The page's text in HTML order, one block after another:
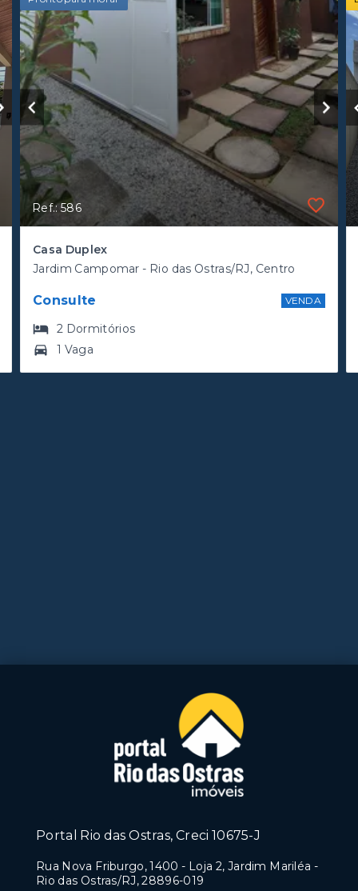
Ref.: 586
Casa Duplex
Jardim Campomar - Rio das Ostras/RJ, Centro
Consulte VENDA
2 Dormitórios
1 Vaga
Portal Rio das Ostras, Creci 10675-J
Rua Nova Friburgo, 1400 - Loja 2, Jardim Mariléa -
Rio das Ostras/RJ, 28896-019